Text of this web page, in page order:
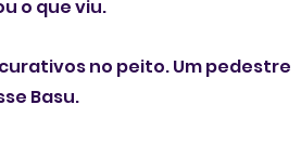
o que viu.
no peito. Um pedestre
Basu.